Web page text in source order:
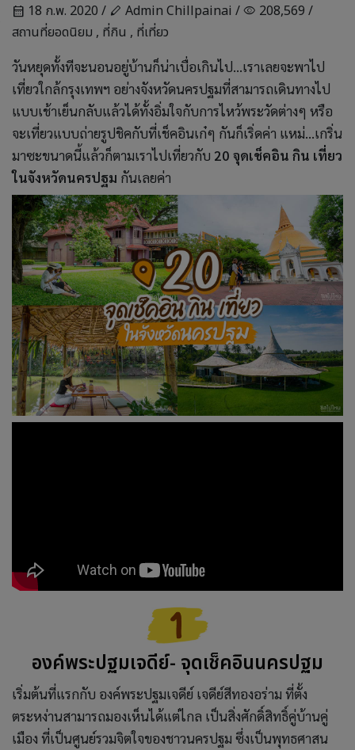
calendar_month 18 ก.พ. 2020 / stylus Admin Chillpainai / visibility 208,569 /
สถานที่ยอดนิยม , ที่กิน , ที่เที่ยว
วันหยุดทั้งทีจะนอนอยู่บ้านก็น่าเบื่อเกินไป...เราเลยจะพาไป
เที่ยวใกล้กรุงเทพฯ อย่างจังหวัดนครปฐมที่สามารถเดินทางไป
แบบเช้าเย็นกลับแล้วได้ทั้งอิ่มใจกับการไหว้พระวัดต่างๆ หรือ
จะเที่ยวแบบถ่ายรูปชิคกับที่เช็คอินเก๋ๆ กันก็เริ่ดค่า แหม่...เกริ่น
มาซะขนาดนี้แล้วก็ตามเราไปเที่ยวกับ 20 จุดเช็คอิน กิน เที่ยว
ในจังหวัดนครปฐม กันเลยค่า
องค์พระปฐมเจดีย์- จุดเช็คอินนครปฐม
เริ่มต้นที่แรกกับ องค์พระปฐมเจดีย์ เจดีย์สีทองอร่าม ที่ตั้ง
ตระหง่านสามารถมองเห็นได้แต่ไกล เป็นสิ่งศักดิ์สิทธิ์คู่บ้านคู่
เมือง ที่เป็นศูนย์รวมจิตใจของชาวนครปฐม ซึ่งเป็นพุทธศาสน